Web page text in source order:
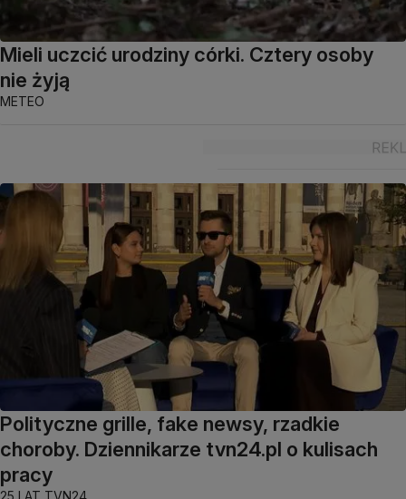
Mieli uczcić urodziny córki. Cztery osoby
nie żyją
METEO
Polityczne grille, fake newsy, rzadkie
choroby. Dziennikarze tvn24.pl o kulisach
pracy